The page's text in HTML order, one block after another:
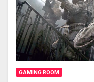
GAMING ROOM